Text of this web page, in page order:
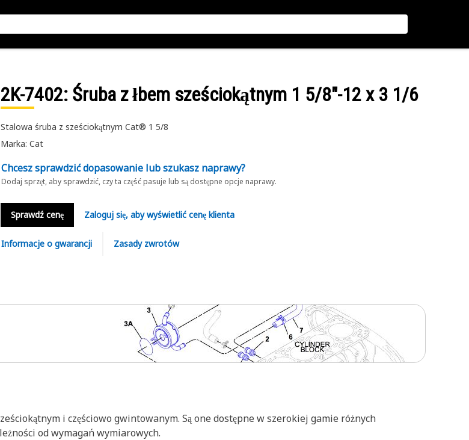
2K-7402: Śruba z łbem sześciokątnym 1 5/8"-12 x 3 1/6
Stalowa śruba z sześciokątnym Cat® 1 5/8
Marka: Cat
Chcesz sprawdzić dopasowanie lub szukasz naprawy?
Dodaj sprzęt, aby sprawdzić, czy ta część pasuje lub są dostępne opcje naprawy.
Sprawdź cenę Zaloguj się, aby wyświetlić cenę klienta
Informacje o gwarancji Zasady zwrotów
i częściowo gwintowanym. Są one dostępne w szerokiej gamie różnych
od wymagań wymiarowych.